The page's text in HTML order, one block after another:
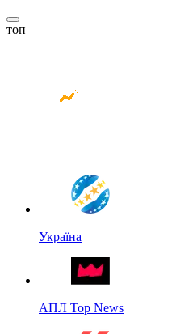
топ
Україна
АПЛ Top News